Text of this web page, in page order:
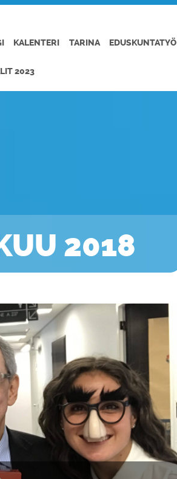
KALENTERI TARINA EDUSKUNTATYÖ
2023
2018